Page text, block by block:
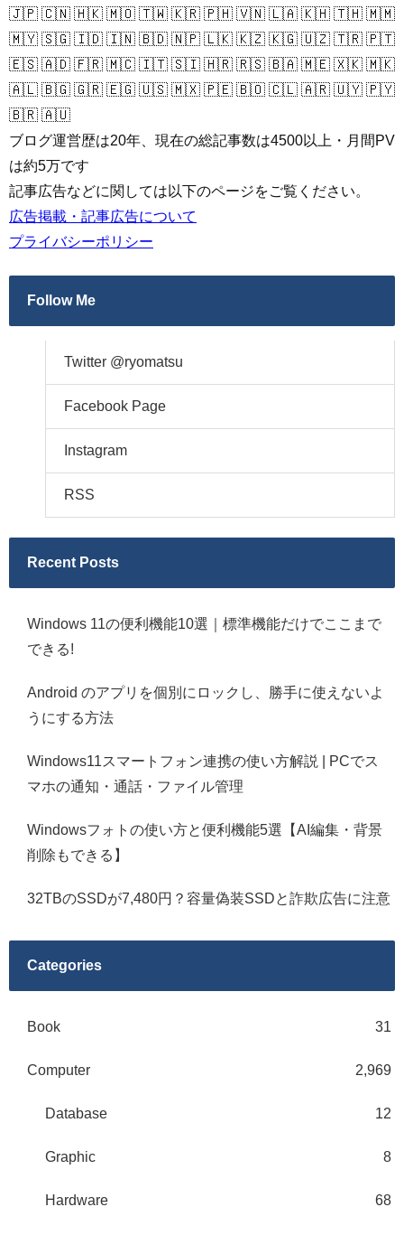
🇯🇵 🇨🇳 🇭🇰 🇲🇴 🇹🇼 🇰🇷 🇵🇭 🇻🇳 🇱🇦 🇰🇭 🇹🇭 🇲🇲
🇲🇾 🇸🇬 🇮🇩 🇮🇳 🇧🇩 🇳🇵 🇱🇰 🇰🇿 🇰🇬 🇺🇿 🇹🇷 🇵🇹
🇪🇸 🇦🇩 🇫🇷 🇲🇨 🇮🇹 🇸🇮 🇭🇷 🇷🇸 🇧🇦 🇲🇪 🇽🇰 🇲🇰
🇦🇱 🇧🇬 🇬🇷 🇪🇬 🇺🇸 🇲🇽 🇵🇪 🇧🇴 🇨🇱 🇦🇷 🇺🇾 🇵🇾
🇧🇷 🇦🇺
ブログ運営歴は20年、現在の総記事数は4500以上・月間PV
は約5万です
記事広告などに関しては以下のページをご覧ください。
広告掲載・記事広告について
プライバシーポリシー
Follow Me
Twitter @ryomatsu
Facebook Page
Instagram
RSS
Recent Posts
Windows 11の便利機能10選｜標準機能だけでここまで
できる!
Android のアプリを個別にロックし、勝手に使えないよ
うにする方法
Windows11スマートフォン連携の使い方解説 | PCでス
マホの通知・通話・ファイル管理
Windowsフォトの使い方と便利機能5選【AI編集・背景
削除もできる】
32TBのSSDが7,480円？容量偽装SSDと詐欺広告に注意
Categories
Book 31
Computer 2,969
Database 12
Graphic 8
Hardware 68